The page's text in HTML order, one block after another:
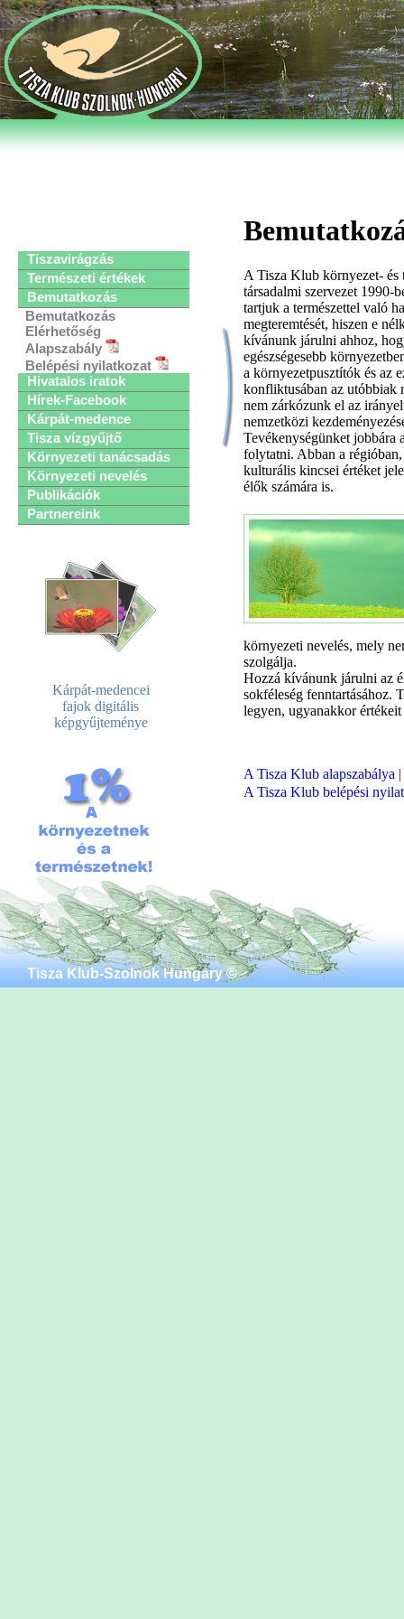
Tiszavirágzás
Természeti értékek
Bemutatkozás
Bemutatkozás
Elérhetőség
Alapszabály
Belépési nyilatkozat
Hivatalos iratok
Hírek-Facebook
Kárpát-medence
Tisza vízgyűjtő
Környezeti tanácsadás
Környezeti nevelés
Publikációk
Partnereink
Kárpát-medencei
fajok digitális
képgyűjteménye
A Tisza Klub környezet- és
társadalmi szervezet 1990-
tartjuk a természettel való
megteremtését, hiszen e
kívánunk járulni ahhoz,
egészségesebb
a környezetpusztítók és az
konfliktusában az
nem zárkózunk el az
nemzetközi
Tevékenységünket
folytatni. Abban a régióban,
kulturális kincsei értéket
élők számára is.
környezeti nevelés, mely
szolgálja.
Hozzá kívánunk járulni az
sokféleség fenntartásához.
legyen, ugyanakkor
A Tisza Klub alapszabálya
A Tisza Klub belépési
Tisza Klub-Szolnok Hungary ©